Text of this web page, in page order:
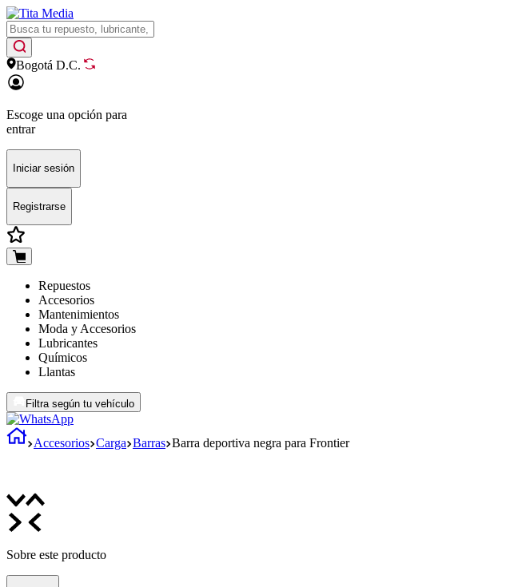
Bogotá D.C.
Escoge una opción para
entrar
Iniciar sesión
Registrarse
Repuestos
Accesorios
Mantenimientos
Moda y Accesorios
Lubricantes
Químicos
Llantas
Filtra según tu vehículo
Accesorios Carga Barras Barra deportiva negra para Frontier
Sobre este producto